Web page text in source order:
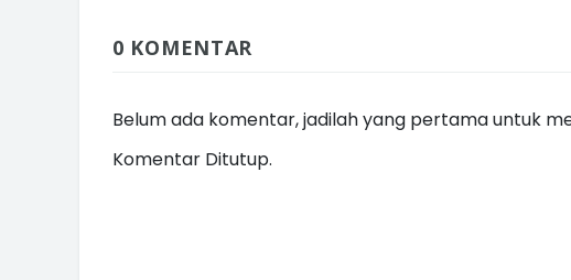
0 KOMENTAR
Belum ada komentar, jadilah yang pertama untuk
Komentar Ditutup.